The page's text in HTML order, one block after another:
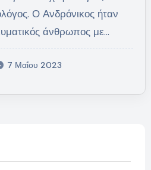
Ο Ανδρόνικος ήταν
άνθρωπος με…
7 Μαΐου 2023